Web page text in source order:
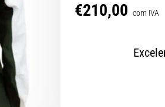
€210,00 com IVA